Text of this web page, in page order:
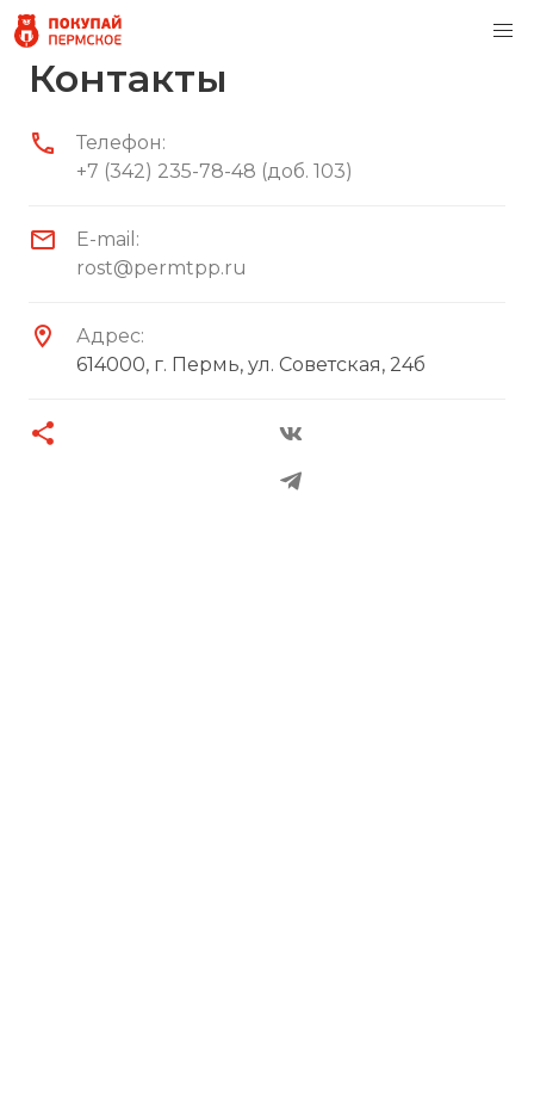
Контакты
Телефон:
+7 (342) 235-78-48 (доб. 103)
E-mail:
rost@permtpp.ru
Адрес:
614000, г. Пермь, ул. Советская, 24б